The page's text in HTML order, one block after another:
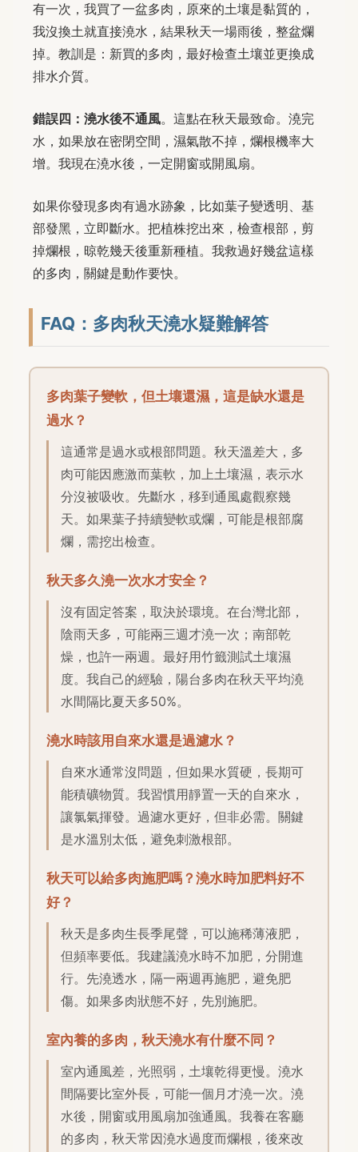
有一次，我買了一盆多肉，原來的土壤是黏質的，
我沒換土就直接澆水，結果秋天一場雨後，整盆爛
掉。教訓是：新買的多肉，最好檢查土壤並更換成
排水介質。
錯誤四：澆水後不通風。這點在秋天最致命。澆完
水，如果放在密閉空間，濕氣散不掉，爛根機率大
增。我現在澆水後，一定開窗或開風扇。
如果你發現多肉有過水跡象，比如葉子變透明、基
部發黑，立即斷水。把植株挖出來，檢查根部，剪
掉爛根，晾乾幾天後重新種植。我救過好幾盆這樣
的多肉，關鍵是動作要快。
FAQ：多肉秋天澆水疑難解答
多肉葉子變軟，但土壤還濕，這是缺水還是
過水？
這通常是過水或根部問題。秋天溫差大，多
肉可能因應激而葉軟，加上土壤濕，表示水
分沒被吸收。先斷水，移到通風處觀察幾
天。如果葉子持續變軟或爛，可能是根部腐
爛，需挖出檢查。
秋天多久澆一次水才安全？
沒有固定答案，取決於環境。在台灣北部，
陰雨天多，可能兩三週才澆一次；南部乾
燥，也許一兩週。最好用竹籤測試土壤濕
度。我自己的經驗，陽台多肉在秋天平均澆
水間隔比夏天多50%。
澆水時該用自來水還是過濾水？
自來水通常沒問題，但如果水質硬，長期可
能積礦物質。我習慣用靜置一天的自來水，
讓氯氣揮發。過濾水更好，但非必需。關鍵
是水溫別太低，避免刺激根部。
秋天可以給多肉施肥嗎？澆水時加肥料好不
好？
秋天是多肉生長季尾聲，可以施稀薄液肥，
但頻率要低。我建議澆水時不加肥，分開進
行。先澆透水，隔一兩週再施肥，避免肥
傷。如果多肉狀態不好，先別施肥。
室內養的多肉，秋天澆水有什麼不同？
室內通風差，光照弱，土壤乾得更慢。澆水
間隔要比室外長，可能一個月才澆一次。澆
水後，開窗或用風扇加強通風。我養在客廳
的多肉，秋天常因澆水過度而爛根，後來改